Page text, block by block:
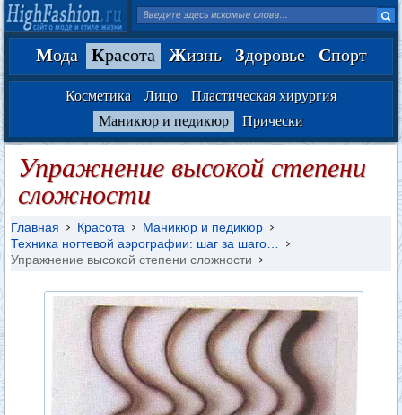
Мода Красота Жизнь Здоровье Спорт
Косметика Лицо
Пластическая хирургия
Маникюр и педикюр
Прически
Упражнение высокой степени
сложности
Главная Красота
Маникюр и педикюр
Техника ногтевой аэрографии: шаг за шаго…
Упражнение высокой степени сложности